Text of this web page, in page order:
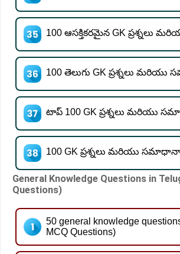
100 ఆసక్తికరమైన GK ప్రశ్నలు
100 తెలుగు GK ప్రశ్నలు
టాప్ 100 GK ప్రశ్నలు మరియు
100 GK ప్రశ్నలు మరియు
General Knowledge Questions in
Questions)
50 general knowledge
MCQ Questions)